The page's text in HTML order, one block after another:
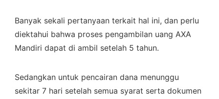
Banyak sekali pertanyaan terkait hal ini, dan perlu
diektahui bahwa proses pengambilan uang AXA
Mandiri dapat di ambil setelah 5 tahun.
Sedangkan untuk pencairan dana menunggu
sekitar 7 hari setelah semua syarat serta dokumen